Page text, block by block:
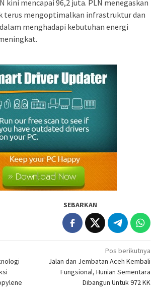
kini mencapai 96,2 juta. PLN menegaskan
terus mengoptimalkan infrastruktur dan
menghadapi kebutuhan energi
SEBARKAN
Pos berikutnya
Jalan dan Jembatan Aceh Kembali
Fungsional, Hunian Sementara
Dibangun Untuk 972 KK